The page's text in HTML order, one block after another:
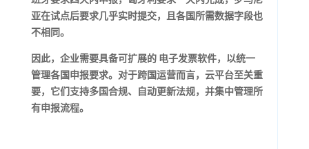
亚在试点后要求几乎实时提交，且各国所需数据字段也
不相同。
因此，企业需要具备可扩展的 电子发票软件，以统一
管理各国申报要求。对于跨国运营而言，云平台至关重
要，它们支持多国合规、自动更新法规，并集中管理所
有申报流程。